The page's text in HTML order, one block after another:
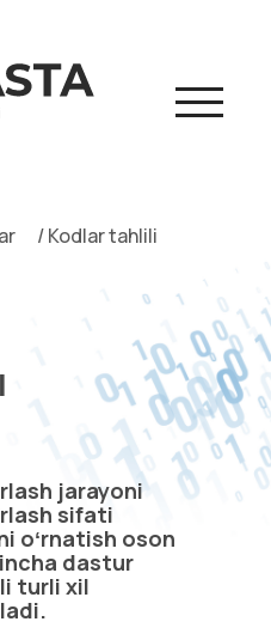
/Kodlar tahlili
jarayoni
sifati
oʻrnatish oson
dastur
turli xil